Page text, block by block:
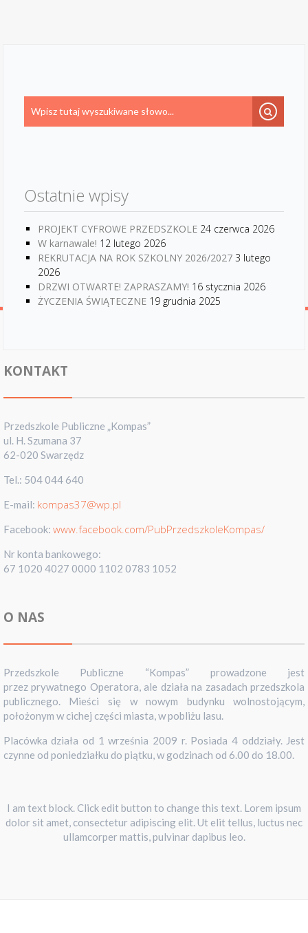
Ostatnie wpisy
PROJEKT CYFROWE PRZEDSZKOLE 24 czerwca 2026
W karnawale! 12 lutego 2026
REKRUTACJA NA ROK SZKOLNY 2026/2027 3 lutego
2026
DRZWI OTWARTE! ZAPRASZAMY! 16 stycznia 2026
ŻYCZENIA ŚWIĄTECZNE 19 grudnia 2025
KONTAKT
Przedszkole Publiczne „Kompas”
ul. H. Szumana 37
62-020 Swarzędz
Tel.: 504 044 640
E-mail: kompas37@wp.pl
Facebook: www.facebook.com/PubPrzedszkoleKompas/
Nr konta bankowego:
67 1020 4027 0000 1102 0783 1052
O NAS
Przedszkole Publiczne “Kompas” prowadzone jest
przez prywatnego Operatora, ale działa na zasadach przedszkola
publicznego. Mieści się w nowym budynku wolnostojącym,
położonym w cichej części miasta, w pobliżu lasu.
Placówka działa od 1 września 2009 r. Posiada 4 oddziały. Jest
czynne od poniedziałku do piątku, w godzinach od 6.00 do 18.00.
I am text block. Click edit button to change this text. Lorem ipsum
dolor sit amet, consectetur adipiscing elit. Ut elit tellus, luctus nec
ullamcorper mattis, pulvinar dapibus leo.